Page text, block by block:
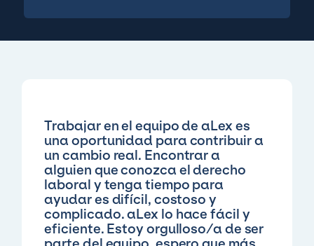
Trabajar en el equipo de aLex es
una oportunidad para contribuir a
un cambio real. Encontrar a
alguien que conozca el derecho
laboral y tenga tiempo para
ayudar es difícil, costoso y
complicado. aLex lo hace fácil y
eficiente. Estoy orgulloso/a de ser